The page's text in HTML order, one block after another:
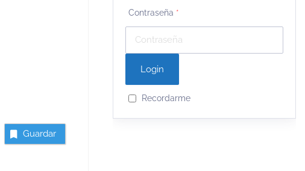
Guardar
Contraseña *
Recordarme